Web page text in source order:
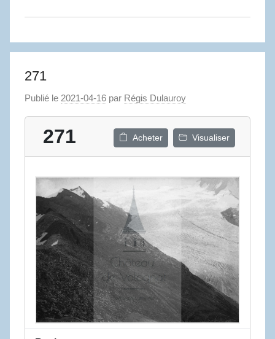
271
Publié le 2021-04-16 par Régis Dulauroy
271 Acheter Visualiser